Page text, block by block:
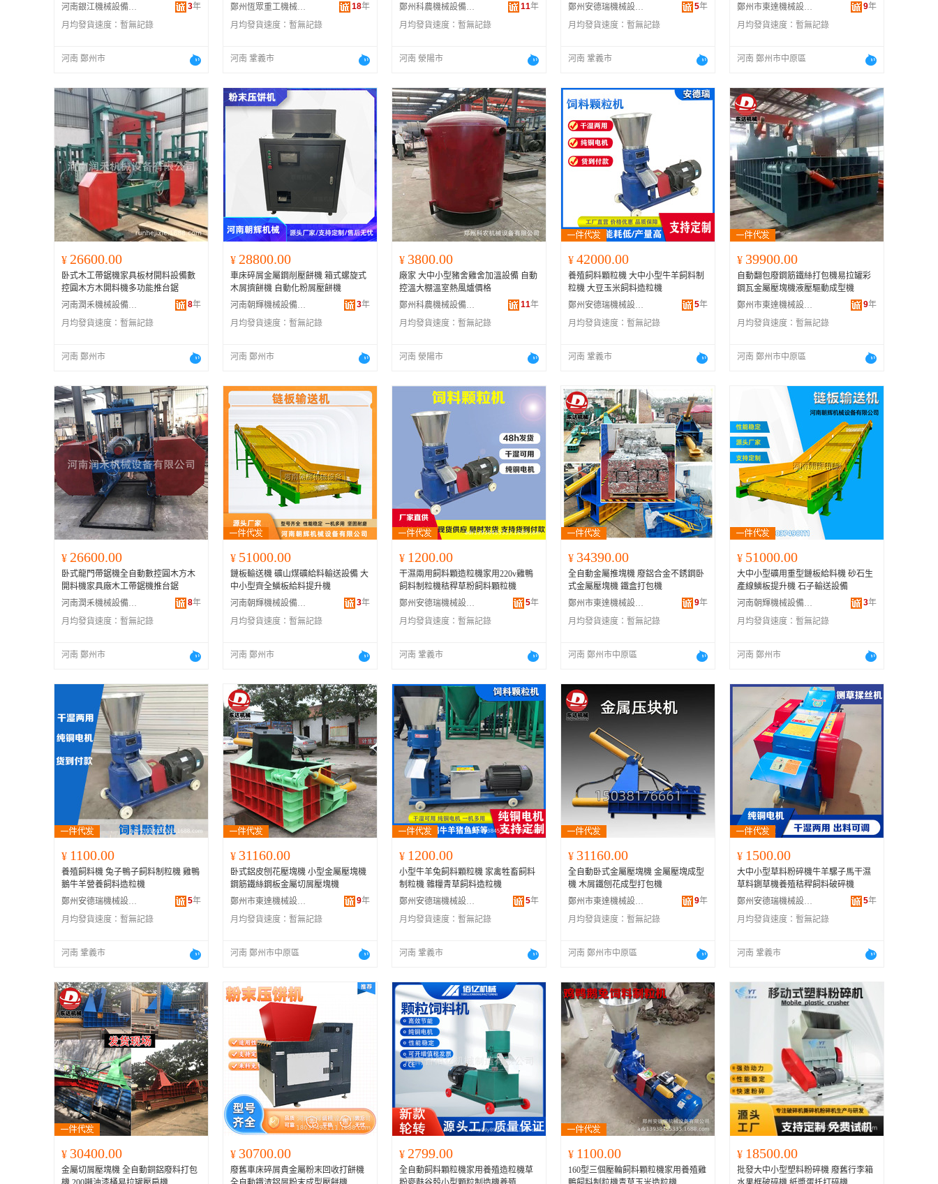
河南銀江機械設備有限公司
3年
月均發貨速度： 暫無記錄
河南 鄭州市
鄭州恆眾重工機械制造有限公司
18年
月均發貨速度： 暫無記錄
河南 鞏義市
鄭州科農機械設備有限公司
11年
月均發貨速度： 暫無記錄
河南 滎陽市
鄭州安德瑞機械設備有限公司
5年
月均發貨速度： 暫無記錄
河南 鞏義市
鄭州市東達機械設備有限公司
9年
月均發貨速度： 暫無記錄
河南 鄭州市中原區
¥ 26600.00
卧式木工帶鋸機家具板材開料設備數
控圓木方木開料機多功能推台鋸
河南潤禾機械設備有限公司
8年
月均發貨速度： 暫無記錄
河南 鄭州市
¥ 28800.00
車床碎屑金屬鋼削壓餅機 箱式螺旋式
木屑擠餅機 自動化粉屑壓餅機
河南朝輝機械設備有限公司
3年
月均發貨速度： 暫無記錄
河南 鄭州市
¥ 3800.00
廠家 大中小型豬舍雞舍加溫設備 自動
控溫大棚溫室熱風爐價格
鄭州科農機械設備有限公司
11年
月均發貨速度： 暫無記錄
河南 滎陽市
¥ 42000.00
養殖飼料顆粒機 大中小型牛羊飼料制
粒機 大豆玉米飼料造粒機
鄭州安德瑞機械設備有限公司
5年
月均發貨速度： 暫無記錄
河南 鞏義市
¥ 39900.00
自動翻包廢鋼筋鐵絲打包機易拉罐彩
鋼瓦金屬壓塊機液壓驅動成型機
鄭州市東達機械設備有限公司
9年
月均發貨速度： 暫無記錄
河南 鄭州市中原區
¥ 26600.00
卧式龍門帶鋸機全自動數控圓木方木
開料機家具廠木工帶鋸機推台鋸
河南潤禾機械設備有限公司
8年
月均發貨速度： 暫無記錄
河南 鄭州市
¥ 51000.00
鏈板輸送機 礦山煤礦給料輸送設備 大
中小型齊全鱗板給料提升機
河南朝輝機械設備有限公司
3年
月均發貨速度： 暫無記錄
河南 鄭州市
¥ 1200.00
干濕兩用飼料顆造粒機家用220v雞鴨
飼料制粒機秸稈草粉飼料顆粒機
鄭州安德瑞機械設備有限公司
5年
月均發貨速度： 暫無記錄
河南 鞏義市
¥ 34390.00
全自動金屬推塊機 廢鋁合金不銹鋼卧
式金屬壓塊機 鐵盒打包機
鄭州市東達機械設備有限公司
9年
月均發貨速度： 暫無記錄
河南 鄭州市中原區
¥ 51000.00
大中小型礦用重型鏈板給料機 砂石生
產線鱗板提升機 石子輸送設備
河南朝輝機械設備有限公司
3年
月均發貨速度： 暫無記錄
河南 鄭州市
¥ 1100.00
養殖飼料機 兔子鴨子飼料制粒機 雞鴨
鵝牛羊營養飼料造粒機
鄭州安德瑞機械設備有限公司
5年
月均發貨速度： 暫無記錄
河南 鞏義市
¥ 31160.00
卧式鋁皮刨花壓塊機 小型金屬壓塊機
鋼筋鐵絲鋼板金屬切屑壓塊機
鄭州市東達機械設備有限公司
9年
月均發貨速度： 暫無記錄
河南 鄭州市中原區
¥ 1200.00
小型牛羊兔飼料顆粒機 家禽牲畜飼料
制粒機 雜糧青草飼料造粒機
鄭州安德瑞機械設備有限公司
5年
月均發貨速度： 暫無記錄
河南 鞏義市
¥ 31160.00
全自動卧式金屬壓塊機 金屬壓塊成型
機 木屑鐵刨花成型打包機
鄭州市東達機械設備有限公司
9年
月均發貨速度： 暫無記錄
河南 鄭州市中原區
¥ 1500.00
大中小型草料粉碎機牛羊騾子馬干濕
草料鍘草機養殖秸稈飼料破碎機
鄭州安德瑞機械設備有限公司
5年
月均發貨速度： 暫無記錄
河南 鞏義市
¥ 30400.00
金屬切屑壓塊機 全自動銅鋁廢料打包
¥ 30700.00
廢舊車床碎屑貴金屬粉末回收打餅機
¥ 2799.00
全自動飼料顆粒機家用養殖造粒機草
¥ 1100.00
160型三個壓輪飼料顆粒機家用養殖雞
¥ 18500.00
批發大中小型塑料粉碎機 廢舊行李箱